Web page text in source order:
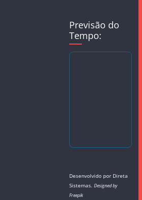
Previsão do
Tempo:
Desenvolvido por Direta
Sistemas.Designed by
Freepik